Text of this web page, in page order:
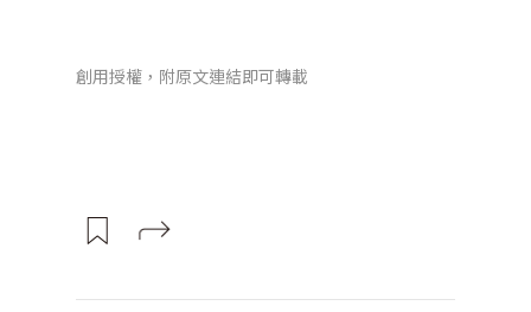
創用授權，附原文連結即可轉載